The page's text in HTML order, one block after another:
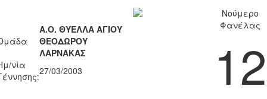
Α.Ο. ΘΥΕΛΛΑ ΑΓΙΟΥ
ΘΕΟΔΩΡΟΥ
ΛΑΡΝΑΚΑΣ
νία
27/03/2003
Νούμερο
Φανέλας
12